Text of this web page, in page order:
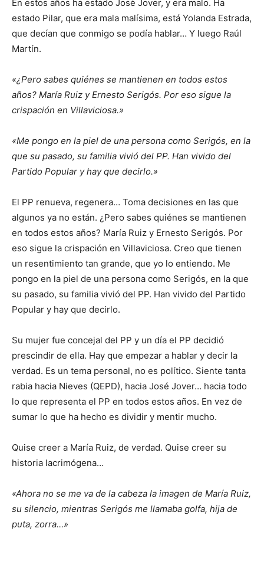
En estos años ha estado José Jover, y era malo. Ha
estado Pilar, que era mala malísima, está Yolanda Estrada,
que decían que conmigo se podía hablar… Y luego Raúl
Martín.
«¿Pero sabes quiénes se mantienen en todos estos
años? María Ruiz y Ernesto Serigós. Por eso sigue la
crispación en Villaviciosa.»
«Me pongo en la piel de una persona como Serigós, en la
que su pasado, su familia vivió del PP. Han vivido del
Partido Popular y hay que decirlo.»
El PP renueva, regenera… Toma decisiones en las que
algunos ya no están. ¿Pero sabes quiénes se mantienen
en todos estos años? María Ruiz y Ernesto Serigós. Por
eso sigue la crispación en Villaviciosa. Creo que tienen
un resentimiento tan grande, que yo lo entiendo. Me
pongo en la piel de una persona como Serigós, en la que
su pasado, su familia vivió del PP. Han vivido del Partido
Popular y hay que decirlo.
Su mujer fue concejal del PP y un día el PP decidió
prescindir de ella. Hay que empezar a hablar y decir la
verdad. Es un tema personal, no es político. Siente tanta
rabia hacia Nieves (QEPD), hacia José Jover… hacia todo
lo que representa el PP en todos estos años. En vez de
sumar lo que ha hecho es dividir y mentir mucho.
Quise creer a María Ruiz, de verdad. Quise creer su
historia lacrimógena…
«Ahora no se me va de la cabeza la imagen de María Ruiz,
su silencio, mientras Serigós me llamaba golfa, hija de
puta, zorra…»